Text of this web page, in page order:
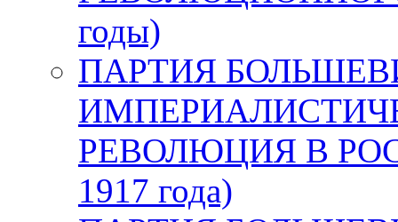
годы)
ПАРТИЯ
РЕВОЛЮЦИЯ В
1917 года)